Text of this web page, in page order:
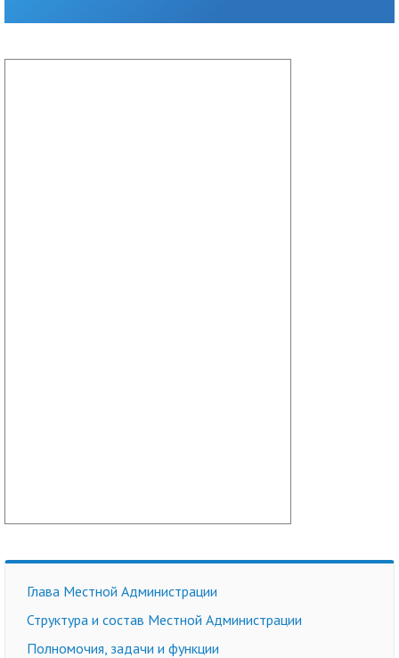
Глава Местной Администрации
Структура и состав Местной Администрации
Полномочия, задачи и функции